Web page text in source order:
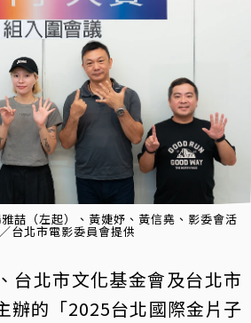
喆（左起）、黃婕妤、黃信堯、影委會活
台北市電影委員會提供
台北市文化基金會及台北市
辦的「2025台北國際金片子